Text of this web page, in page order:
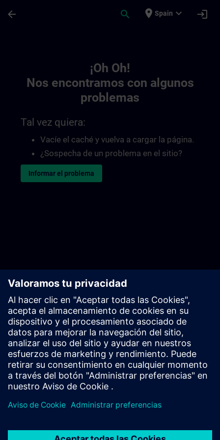
arrow_back search place Spain expand_more login
¡Oh Oh!
Nos encontramos con algunos
problemas
Tal vez quiera:
Vacíe el caché y vuelva a cargar la página.
¿Sospecha de un problema en el sitio?
Informar el problema